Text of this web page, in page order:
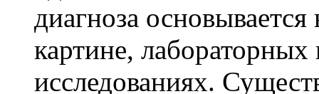
диагноза
картине, лабораторных
исследованиях.